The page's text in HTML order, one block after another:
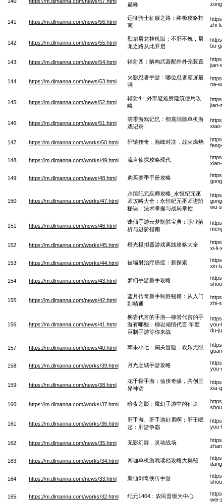
巅峰
141 https://m.dlmanna.com/news/56.html
远征骑士征服之路：终极攻略指
南
zhi-
142 https://m.dlmanna.com/news/55.html
烈焰屠龙挂机版：不肝不氪，屠
龙之路从此开启
bu-
143 https://m.dlmanna.com/news/54.html 辐射四：解构武器配件外壳装置
jian-
144 https://m.dlmanna.com/news/53.html
火影忍者手游：哪位忍者霸屏最
强
na-
145 https://m.dlmanna.com/news/52.html
辐射4：外部避难所建筑使用攻
略
jian-
146 https://m.dlmanna.com/news/51.html
清零游戏记忆：彻底消除单机游
戏记录
147 https://m.dlmanna.com/works/50.html 轩辕传奇：巅峰对决，战火燃烧
148 https://m.dlmanna.com/works/49.html 流言侦探攻略现代
149 https://m.dlmanna.com/news/48.html 购买赛季手册攻略
150 https://m.dlmanna.com/works/47.html
永恒纪元巫师攻略_永恒纪元巫
师攻略大全：永恒纪元巫师进阶
秘诀：法术掌握与战局掌控
wu-
151 https://m.dlmanna.com/news/46.html
诛仙手游云梦制胜宝典：职业解
析与进阶指南
152 https://m.dlmanna.com/works/45.html 橙光模拟器游戏离线攻略大全
xi-li-
153 https://m.dlmanna.com/works/44.html 被辐射治疗癌症：新探索
xin-
154 https://m.dlmanna.com/news/43.html 梦幻手游新手攻略
155 https://m.dlmanna.com/news/42.html
蓝月传奇新手制胜秘籍：从入门
到精通
zhi-
156 https://m.dlmanna.com/news/41.html
柳岩代言的手游—柳岩代言的手
游有哪些：柳岩倾情代言 年度
巨制手游等你来战
you-
du-
157 https://m.dlmanna.com/news/40.html 苹果小七：闯关冒险，欢乐无限
158 https://m.dlmanna.com/works/39.html 月光之城手游攻略
you-
159 https://m.dlmanna.com/news/38.html
花千骨手游：仙侠奇缘，共创三
界神话
xia-
160 https://m.dlmanna.com/works/37.html 暗夜之影：魔幻手游中的征途
161 https://m.dlmanna.com/works/36.html
肝手游、肝手游好累啊：肝王崛
起：肝游争霸
you-
162 https://m.dlmanna.com/news/35.html 无影幻舞，灵动战场
163 https://m.dlmanna.com/works/34.html 网咖单机游戏读档攻略大揭秘
164 https://m.dlmanna.com/news/33.html 新仙剑奇侠传手游
165 https://m.dlmanna.com/works/32.html 纪元1404：农民晋级为中心
wei-